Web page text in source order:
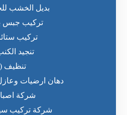
بديل الخشب
تركيب جبس
تركيب
تنجيد
تنظيف (3)
دهان ارضيات
شركة
شركة تركيب